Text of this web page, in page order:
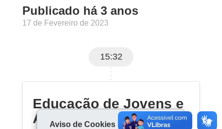
Publicado há 3 anos
17 de Fevereiro de 2023
15:32
Educação de Jovens e
Adultos
Aviso de Cookies